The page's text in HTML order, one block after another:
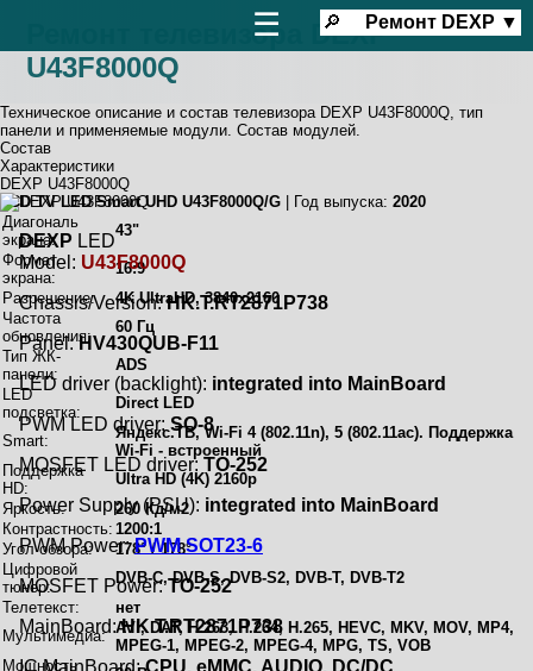
☰ 🔎 Ремонт DEXP ▼
Ремонт телевизора DEXP
U43F8000Q
Техническое описание и состав телевизора DEXP U43F8000Q, тип
панели и применяемые модули. Состав модулей.
Состав
Характеристики
DEXP U43F8000Q
LCD TV LED Smart UHD U43F8000Q/G | Год выпуска: 2020
Диагональ
экрана:
43"
Формат
экрана:
16:9
Разрешение:
4K UltraHD, 3840x2160
Частота
обновления:
60 Гц
Тип ЖК-
панели:
ADS
LED
подсветка:
Direct LED
Smart:
Яндекс.ТВ, Wi-Fi 4 (802.11n), 5 (802.11ac). Поддержка
Wi-Fi - встроенный
Поддержка
HD:
Ultra HD (4K) 2160p
Яркость:
260 Кд/м2
Контрастность: 1200:1
Угол обзора:
178° / 178°
Цифровой
тюнер:
DVB-C, DVB-S, DVB-S2, DVB-T, DVB-T2
Телетекст:
нет
Мультимедиа: AVI, DAT, H.263, H.264, H.265, HEVC, MKV, MOV, MP4,
MPEG-1, MPEG-2, MPEG-4, MPG, TS, VOB
Мощность
DEXP LED
Model: U43F8000Q
Chassis/Version:HK.T.RT2871P738
Panel:HV430QUB-F11
LED driver (backlight): integrated into MainBoard
PWM LED driver: SO-8
MOSFET LED driver: TO-252
Power Supply (PSU): integrated into MainBoard
PWM Power:PWM SOT23-6
MOSFET Power:TO-252
MainBoard:HK.T.RT2871P738
IC MainBoard:CPU, eMMC, AUDIO, DC/DC